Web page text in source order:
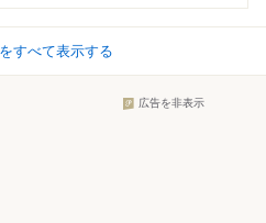
すべて表示する
広告を非表示